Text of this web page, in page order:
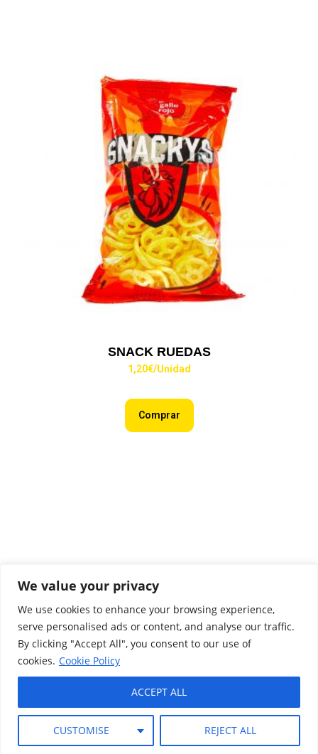
We value your privacy
We use cookies to enhance your browsing experience,
serve personalised ads or content, and analyse our traffic.
By clicking "Accept All", you consent to our use of
cookies. Cookie Policy
CUSTOMISE REJECT ALL
ACCEPT ALL
SNACK RUEDAS
1,20€/Unidad
Comprar
Colaboradores
Aviso Legal
Canal ético
Términos y condiciones de uso